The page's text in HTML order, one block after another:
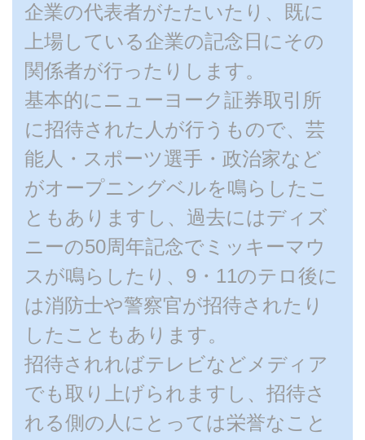
企業の代表者がたたいたり、既に
上場している企業の記念日にその
関係者が行ったりします。
基本的にニューヨーク証券取引所
に招待された人が行うもので、芸
能人・スポーツ選手・政治家など
がオープニングベルを鳴らしたこ
ともありますし、過去にはディズ
ニーの50周年記念でミッキーマウ
スが鳴らしたり、9・11のテロ後に
は消防士や警察官が招待されたり
したこともあります。
招待されればテレビなどメディア
でも取り上げられますし、招待さ
れる側の人にとっては栄誉なこと